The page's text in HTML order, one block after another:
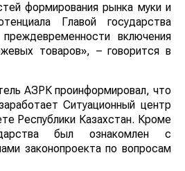
формирования рынка муки и
Главой государства
включения
товаров», – говорится в
АЗРК проинформировал, что
Ситуационный центр
Республики Казахстан. Кроме
был ознакомлен с
законопроекта по вопросам